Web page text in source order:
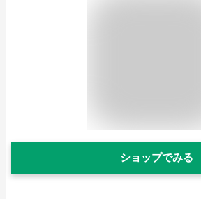
ショップでみる